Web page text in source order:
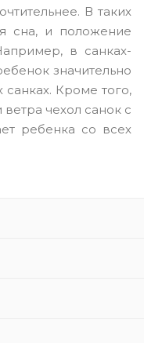
В таких
сна, и положение
в санках-
значительно
Кроме того,
чехол санок с
ребенка со всех